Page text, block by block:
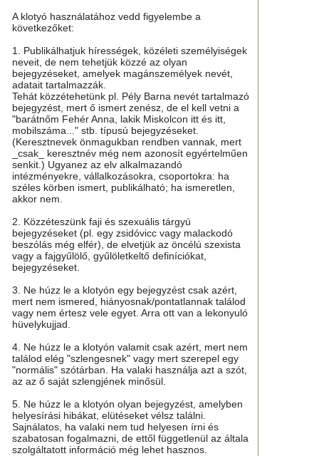
A klotyó használatához vedd figyelembe a
következőket:
1. Publikálhatjuk hírességek, közéleti személyiségek
neveit, de nem tehetjük közzé az olyan
bejegyzéseket, amelyek magánszemélyek nevét,
adatait tartalmazzák.
Tehát közzétehetünk pl. Pély Barna nevét tartalmazó
bejegyzést, mert ő ismert zenész, de el kell vetni a
"barátnőm Fehér Anna, lakik Miskolcon itt és itt,
mobilszáma..." stb. típusú bejegyzéseket.
(Keresztnevek önmagukban rendben vannak, mert
_csak_ keresztnév még nem azonosít egyértelműen
senkit.) Ugyanez az elv alkalmazandó
intézményekre, vállalkozásokra, csoportokra: ha
széles körben ismert, publikálható; ha ismeretlen,
akkor nem.
2. Közzéteszünk faji és szexuális tárgyú
bejegyzéseket (pl. egy zsidóvicc vagy malackodó
beszólás még elfér), de elvetjük az öncélú szexista
vagy a fajgyűlölő, gyűlöletkeltő definíciókat,
bejegyzéseket.
3. Ne húzz le a klotyón egy bejegyzést csak azért,
mert nem ismered, hiányosnak/pontatlannak találod
vagy nem értesz vele egyet. Arra ott van a lekonyuló
hüvelykujjad.
4. Ne húzz le a klotyón valamit csak azért, mert nem
találod elég "szlengesnek" vagy mert szerepel egy
"normális" szótárban. Ha valaki használja azt a szót,
az az ő saját szlengjének minősül.
5. Ne húzz le a klotyón olyan bejegyzést, amelyben
helyesírási hibákat, elütéseket vélsz találni.
Sajnálatos, ha valaki nem tud helyesen írni és
szabatosan fogalmazni, de ettől függetlenül az általa
szolgáltatott információ még lehet hasznos.